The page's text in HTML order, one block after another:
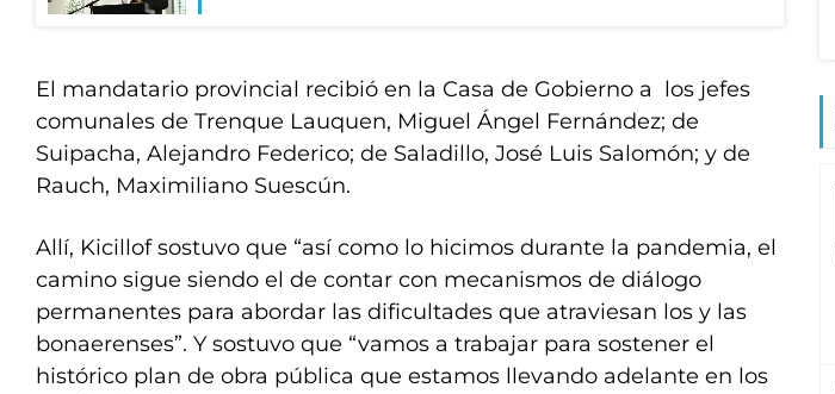
El mandatario provincial recibió en la Casa de Gobierno a los jefes
comunales de Trenque Lauquen, Miguel Ángel Fernández; de
Suipacha, Alejandro Federico; de Saladillo, José Luis Salomón; y de
Rauch, Maximiliano Suescún.
Allí, Kicillof sostuvo que “así como lo hicimos durante la pandemia, el
camino sigue siendo el de contar con mecanismos de diálogo
permanentes para abordar las dificultades que atraviesan los y las
bonaerenses”. Y sostuvo que “vamos a trabajar para sostener el
histórico plan de obra pública que estamos llevando adelante en los